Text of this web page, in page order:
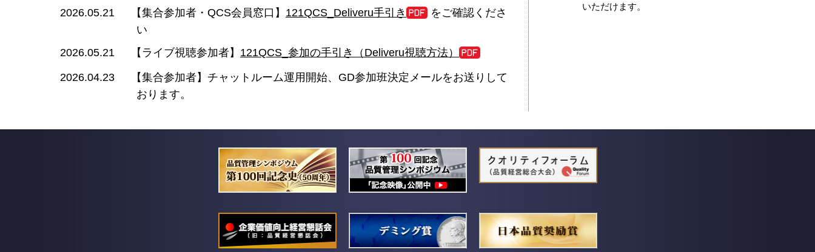
2026.05.21
【集合参加者・QCS会員窓口】 121QCS_Deliveru手引き
をご確認くださ
い
2026.05.21
【ライブ視聴参加者】 121QCS_参加の手引き（Deliveru視聴方法）
2026.04.23
【集合参加者】チャットルーム運用開始、GD参加班決定メールをお送りして
おります。
いただけます。